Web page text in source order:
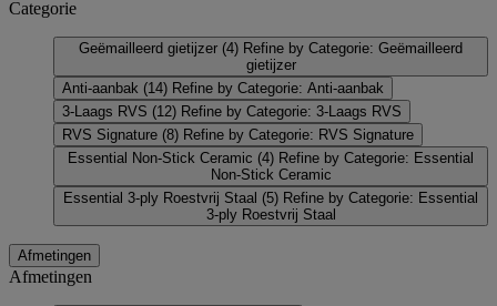
Categorie
Geëmailleerd gietijzer (4) Refine by Categorie: Geëmailleerd
gietijzer
Anti-aanbak (14) Refine by Categorie: Anti-aanbak
3-Laags RVS (12) Refine by Categorie: 3-Laags RVS
RVS Signature (8) Refine by Categorie: RVS Signature
Essential Non-Stick Ceramic (4) Refine by Categorie: Essential
Non-Stick Ceramic
Essential 3-ply Roestvrij Staal (5) Refine by Categorie: Essential
3-ply Roestvrij Staal
Afmetingen
Afmetingen